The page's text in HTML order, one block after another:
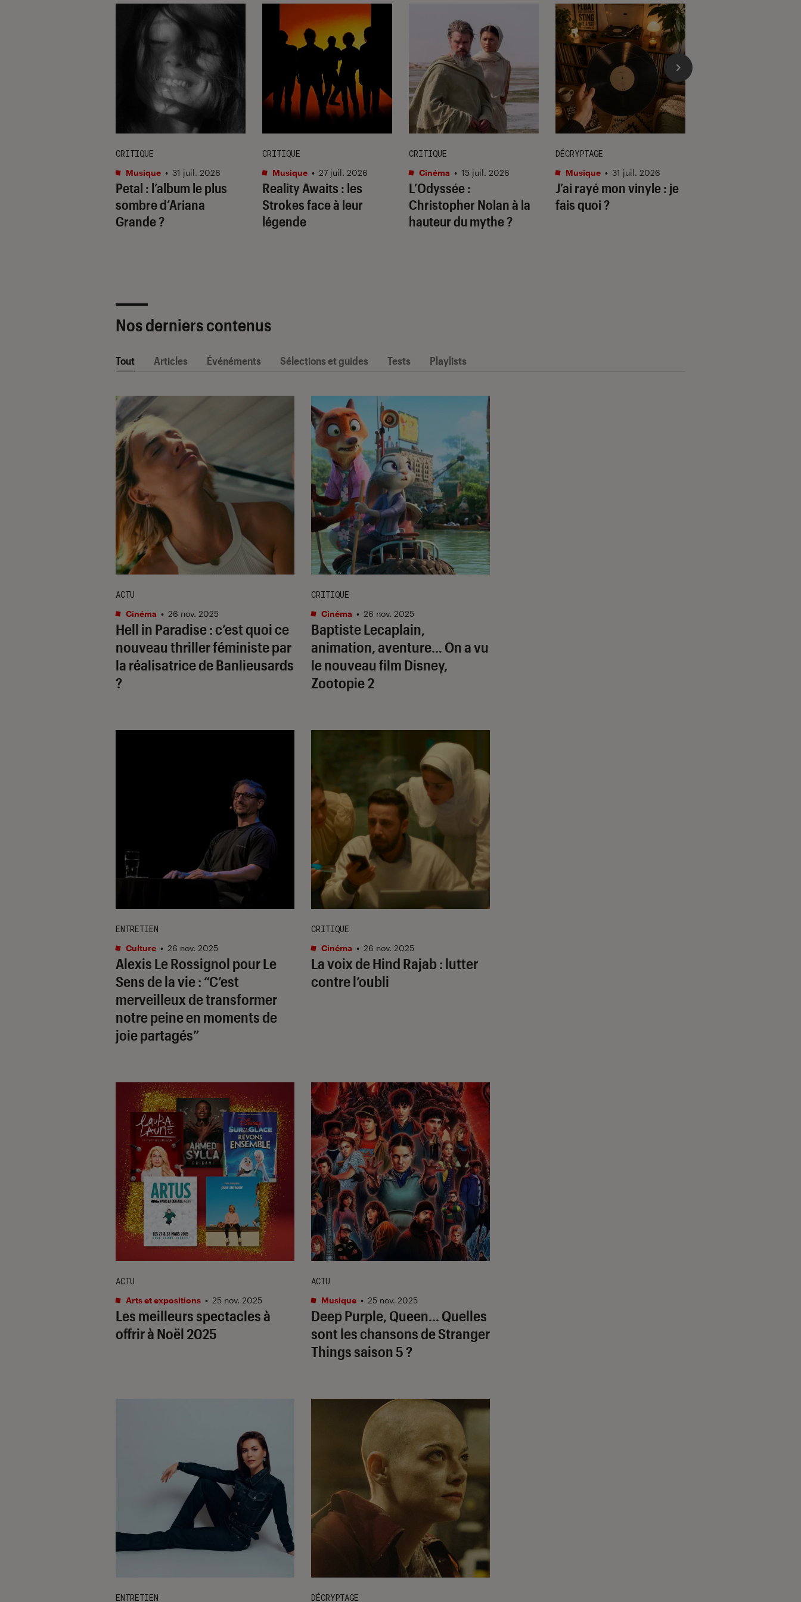
Petal : l’album le plus
sombre d’Ariana
Grande ?
CRITIQUE
Musique • 31 juil. 2026
Reality Awaits : les
Strokes face à leur
légende
CRITIQUE
Musique • 27 juil. 2026
L’Odyssée:
Christopher Nolan à la
hauteur du mythe ?
CRITIQUE
Cinéma • 15 juil. 2026
J’ai rayé mon vinyle : je
fais quoi ?
DÉCRYPTAGE
Musique • 31 juil. 2026
Nos derniers contenus
Tout Articles Événéments Sélections et guides Tests Playlists
Hell in Paradise: c’est quoi ce
nouveau thriller féministe par
la réalisatrice deBanlieusards
?
ACTU
Cinéma • 26 nov. 2025
Baptiste Lecaplain,
animation, aventure… On a vu
le nouveau film Disney,
Zootopie 2
CRITIQUE
Cinéma • 26 nov. 2025
Alexis Le Rossignol pourLe
Sens de la vie: “C’est
merveilleux de transformer
notre peine en moments de
joie partagés”
ENTRETIEN
Culture • 26 nov. 2025
La voix de Hind Rajab : lutter
contre l’oubli
CRITIQUE
Cinéma • 26 nov. 2025
Les meilleurs spectacles à
offrir à Noël 2025
ACTU
Arts et expositions • 25 nov. 2025
Deep Purple, Queen… Quelles
sont les chansons deStranger
Thingssaison 5 ?
ACTU
Musique • 25 nov. 2025
ENTRETIEN DÉCRYPTAGE